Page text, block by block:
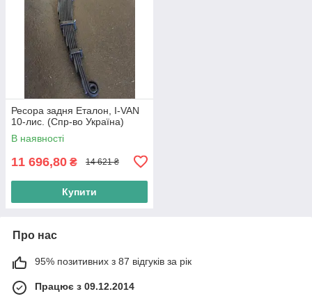
Ресора задня Еталон, I-VAN
10-лис. (Спр-во Україна)
В наявності
11 696,80 ₴ 14 621 ₴
Купити
Про нас
95% позитивних з 87 відгуків за рік
Працює з 09.12.2014